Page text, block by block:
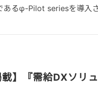
あるφ-Pilot seriesを導入
載】『需給DXソリ